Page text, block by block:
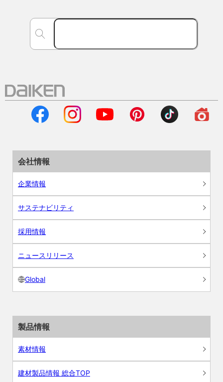
会社情報
企業情報
サステナビリティ
採用情報
ニュースリリース
Global
製品情報
素材情報
建材製品情報 総合TOP